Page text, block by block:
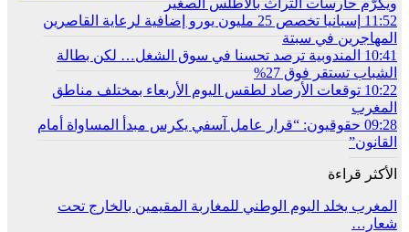
11:52
إسبانيا تخصص 25 مليون يورو إضافية لرعاية القاصرين
المهاجرين في سبتة
10:41 المندوبية ترصد تحسنا في سوق الشغل… لكن بطالة
الشباب تستقر فوق 27%
10:22 توقعات الأرصاد لطقس اليوم الأربعاء بمختلف مناطق
المغرب
09:28 حقوقيون: “قرار عامل آسفي يكرس مبدأ المساواة أمام
القانون”
الأكثر قراءة
المغرب يخلد اليوم الوطني للمغاربة المقيمين بالخارج تحت
شعار…